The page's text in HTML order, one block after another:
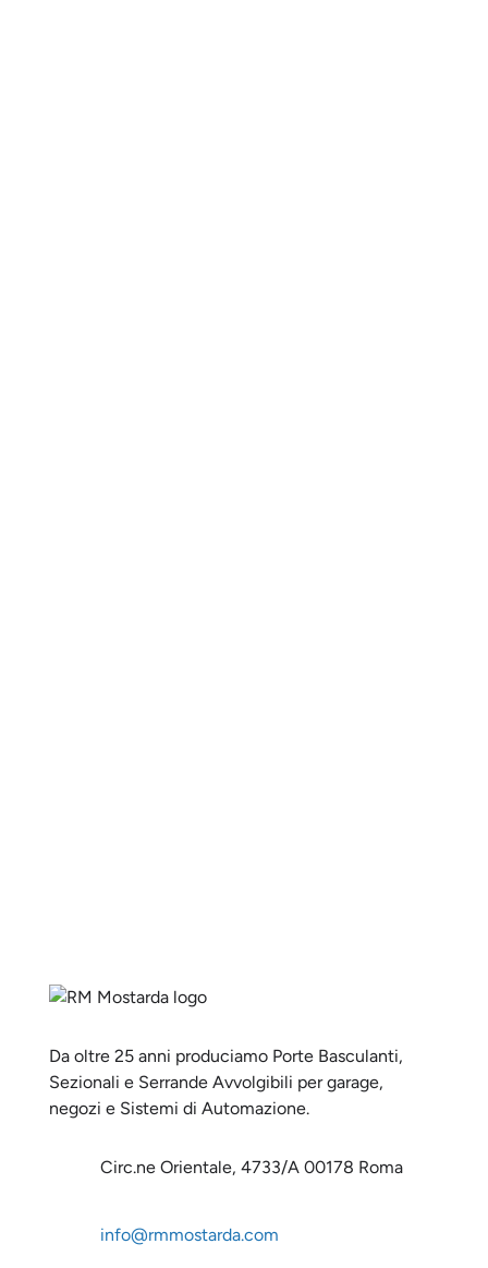
Da oltre 25 anni produciamo Porte Basculanti,
Sezionali e Serrande Avvolgibili per garage,
negozi e Sistemi di Automazione.
Circ.ne Orientale, 4733/A 00178 Roma
info@rmmostarda.com